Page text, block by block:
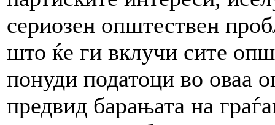
сериозен општествен
што ќе ги вклучи сите
понуди податоци во оваа
предвид барањата на